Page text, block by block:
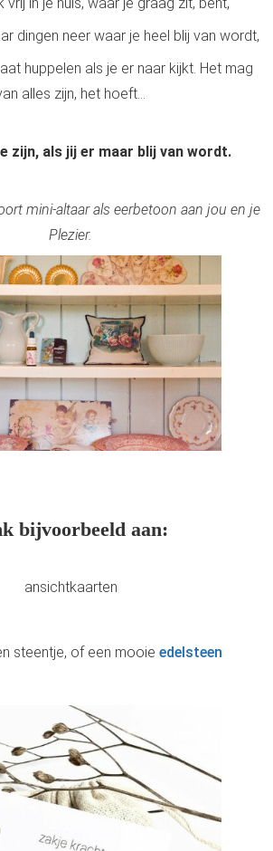
dingen neer waar je heel blij van wordt,
huppelen als je er naar kijkt. Het mag
alles zijn, het hoeft...
zijn, als jij er maar blij van wordt.
mini-altaar als eerbetoon aan jou en je
Plezier.
bijvoorbeeld aan:
ansichtkaarten
steentje, of een mooie edelsteen